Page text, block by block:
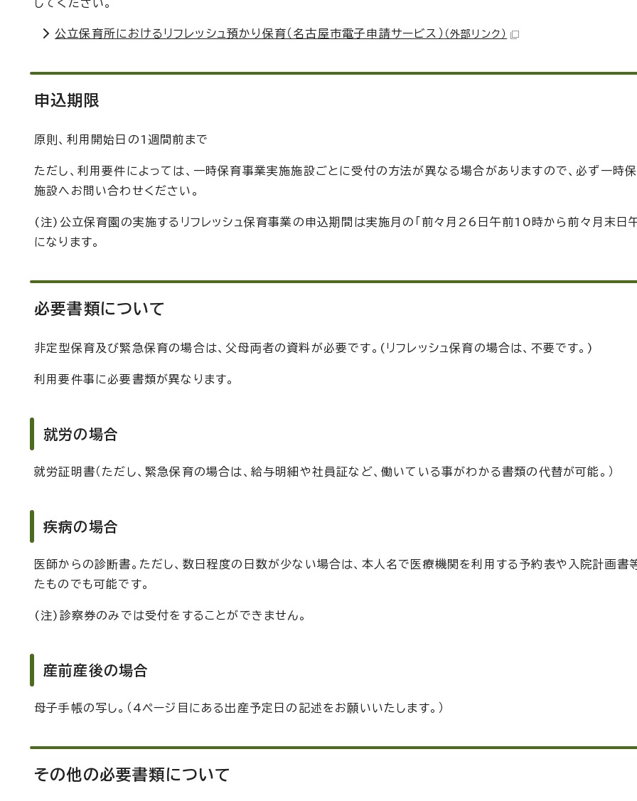
してください。
公立保育所におけるリフレッシュ預かり保育（名古屋市電子申請サービス） （外部リンク）
申込期限
原則、利用開始日の1週間前まで
ただし、利用要件によっては、一時保育事業実施施設ごとに受付の方法が異なる場合がありますので、必ず一時
施設へお問い合わせください。
(注)公立保育園の実施するリフレッシュ保育事業の申込期間は実施月の「前々月26日午前10時から前々月末日
になります。
必要書類について
非定型保育及び緊急保育の場合は、父母両者の資料が必要です。(リフレッシュ保育の場合は、不要です。)
利用要件事に必要書類が異なります。
就労の場合
就労証明書（ただし、緊急保育の場合は、給与明細や社員証など、働いている事がわかる書類の代替が可能。）
疾病の場合
医師からの診断書。ただし、数日程度の日数が少ない場合は、本人名で医療機関を利用する予約表や入院計画書
たものでも可能です。
(注)診察券のみでは受付をすることができません。
産前産後の場合
母子手帳の写し。（4ページ目にある出産予定日の記述をお願いいたします。）
その他の必要書類について